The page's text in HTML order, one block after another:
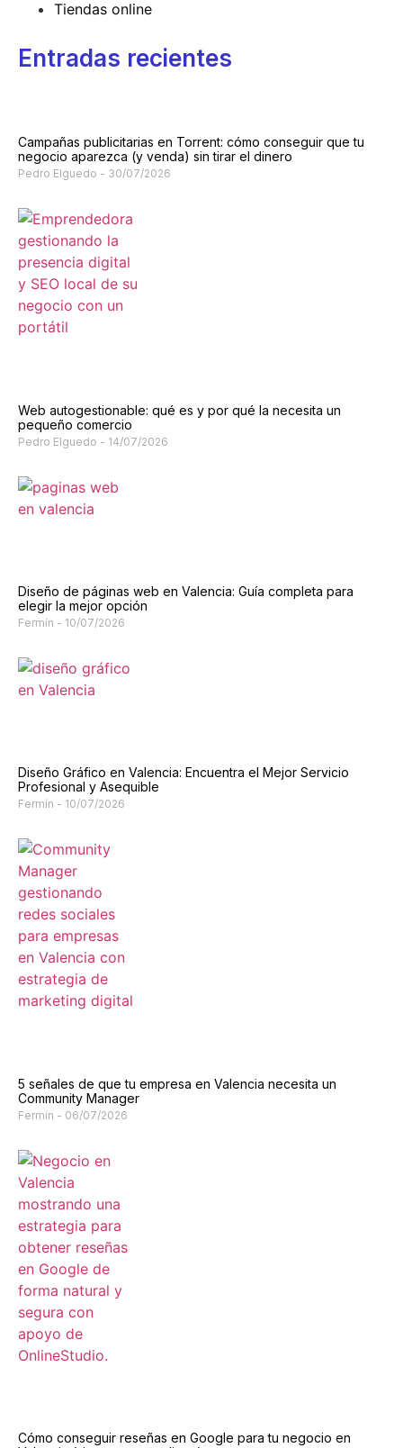
Tiendas online
Entradas recientes
Campañas publicitarias en Torrent: cómo conseguir que tu
negocio aparezca (y venda) sin tirar el dinero
Pedro Elguedo 30/07/2026
Web autogestionable: qué es y por qué la necesita un
pequeño comercio
Pedro Elguedo 14/07/2026
Diseño de páginas web en Valencia: Guía completa para
elegir la mejor opción
Fermín 10/07/2026
Diseño Gráfico en Valencia: Encuentra el Mejor Servicio
Profesional y Asequible
Fermín 10/07/2026
5 señales de que tu empresa en Valencia necesita un
Community Manager
Fermín 06/07/2026
Cómo conseguir reseñas en Google para tu negocio en